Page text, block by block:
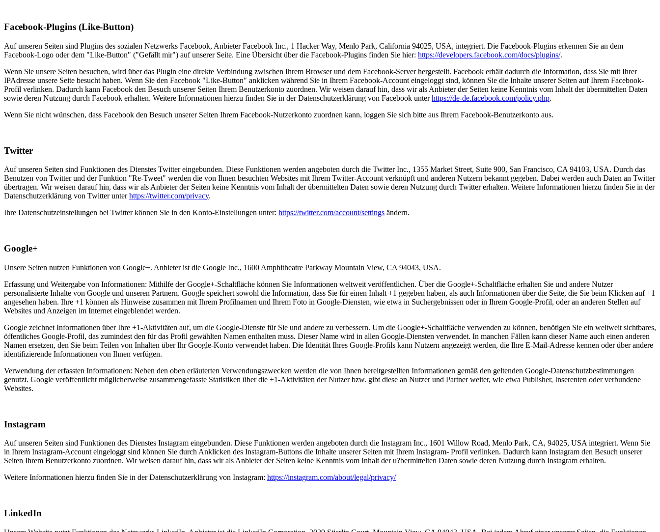
Facebook-Plugins (Like-Button)
Auf unseren Seiten sind Plugins des sozialen Netzwerks Facebook, Anbieter Facebook Inc., 1 Hacker Way, Menlo Park, California 94025, USA, integriert. Die Facebook-Plugins erkennen Sie an dem
Facebook-Logo oder dem "Like-Button" ("Gefällt mir") auf unserer Seite. Eine Übersicht über die Facebook-Plugins finden Sie hier: https://developers.facebook.com/docs/plugins/.
Wenn Sie unsere Seiten besuchen, wird über das Plugin eine direkte Verbindung zwischen Ihrem Browser und dem Facebook-Server hergestellt. Facebook erhält dadurch die Information, dass Sie mit Ihrer
IPAdresse unsere Seite besucht haben. Wenn Sie den Facebook "Like-Button" anklicken während Sie in Ihrem Facebook-Account eingeloggt sind, können Sie die Inhalte unserer Seiten auf Ihrem Facebook-
Profil verlinken. Dadurch kann Facebook den Besuch unserer Seiten Ihrem Benutzerkonto zuordnen. Wir weisen darauf hin, dass wir als Anbieter der Seiten keine Kenntnis vom Inhalt der übermittelten Daten
sowie deren Nutzung durch Facebook erhalten. Weitere Informationen hierzu finden Sie in der Datenschutzerklärung von Facebook unterhttps://de-de.facebook.com/policy.php.
Wenn Sie nicht wünschen, dass Facebook den Besuch unserer Seiten Ihrem Facebook-Nutzerkonto zuordnen kann, loggen Sie sich bitte aus Ihrem Facebook-Benutzerkonto aus.
Twitter
Auf unseren Seiten sind Funktionen des Dienstes Twitter eingebunden. Diese Funktionen werden angeboten durch die Twitter Inc., 1355 Market Street, Suite 900, San Francisco, CA 94103, USA. Durch das
Benutzen von Twitter und der Funktion "Re-Tweet" werden die von Ihnen besuchten Websites mit Ihrem Twitter-Account verknüpft und anderen Nutzern bekannt gegeben. Dabei werden auch Daten an Twitter
übertragen. Wir weisen darauf hin, dass wir als Anbieter der Seiten keine Kenntnis vom Inhalt der übermittelten Daten sowie deren Nutzung durch Twitter erhalten. Weitere Informationen hierzu finden Sie in der
Datenschutzerklärung von Twitter unterhttps://twitter.com/privacy.
Ihre Datenschutzeinstellungen bei Twitter können Sie in den Konto-Einstellungen unter: https://twitter.com/account/settings ändern.
Google+
Unsere Seiten nutzen Funktionen von Google+. Anbieter ist die Google Inc., 1600 Amphitheatre Parkway Mountain View, CA 94043, USA.
Erfassung und Weitergabe von Informationen: Mithilfe der Google+-Schaltfläche können Sie Informationen weltweit veröffentlichen. Über die Google+-Schaltfläche erhalten Sie und andere Nutzer
personalisierte Inhalte von Google und unseren Partnern. Google speichert sowohl die Information, dass Sie für einen Inhalt +1 gegeben haben, als auch Informationen über die Seite, die Sie beim Klicken auf +1
angesehen haben. Ihre +1 können als Hinweise zusammen mit Ihrem Profilnamen und Ihrem Foto in Google-Diensten, wie etwa in Suchergebnissen oder in Ihrem Google-Profil, oder an anderen Stellen auf
Websites und Anzeigen im Internet eingeblendet werden.
Google zeichnet Informationen über Ihre +1-Aktivitäten auf, um die Google-Dienste für Sie und andere zu verbessern. Um die Google+-Schaltfläche verwenden zu können, benötigen Sie ein weltweit sichtbares,
öffentliches Google-Profil, das zumindest den für das Profil gewählten Namen enthalten muss. Dieser Name wird in allen Google-Diensten verwendet. In manchen Fällen kann dieser Name auch einen anderen
Namen ersetzen, den Sie beim Teilen von Inhalten über Ihr Google-Konto verwendet haben. Die Identität Ihres Google-Profils kann Nutzern angezeigt werden, die Ihre E-Mail-Adresse kennen oder über andere
identifizierende Informationen von Ihnen verfügen.
Verwendung der erfassten Informationen: Neben den oben erläuterten Verwendungszwecken werden die von Ihnen bereitgestellten Informationen gemäß den geltenden Google-Datenschutzbestimmungen
genutzt. Google veröffentlicht möglicherweise zusammengefasste Statistiken über die +1-Aktivitäten der Nutzer bzw. gibt diese an Nutzer und Partner weiter, wie etwa Publisher, Inserenten oder verbundene
Websites.
Instagram
Auf unseren Seiten sind Funktionen des Dienstes Instagram eingebunden. Diese Funktionen werden angeboten durch die Instagram Inc., 1601 Willow Road, Menlo Park, CA, 94025, USA integriert. Wenn Sie
in Ihrem Instagram-Account eingeloggt sind können Sie durch Anklicken des Instagram-Buttons die Inhalte unserer Seiten mit Ihrem Instagram- Profil verlinken. Dadurch kann Instagram den Besuch unserer
Seiten Ihrem Benutzerkonto zuordnen. Wir weisen darauf hin, dass wir als Anbieter der Seiten keine Kenntnis vom Inhalt der u?bermittelten Daten sowie deren Nutzung durch Instagram erhalten.
Weitere Informationen hierzu finden Sie in der Datenschutzerklärung von Instagram: https://instagram.com/about/legal/privacy/
LinkedIn